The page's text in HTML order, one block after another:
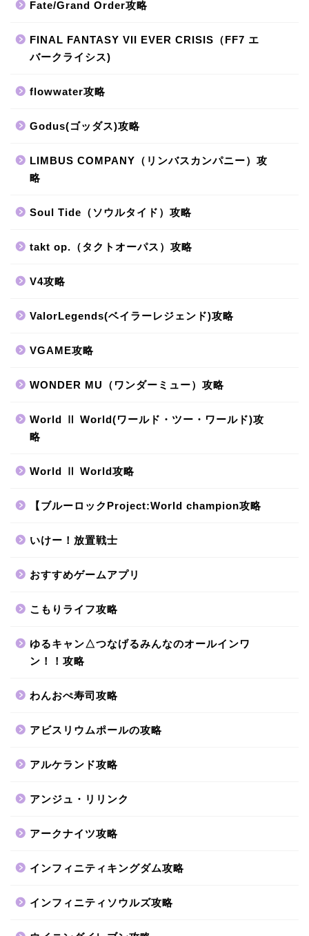
Fate/Grand Order攻略
FINAL FANTASY VII EVER CRISIS（FF7 エ
バークライシス)
flowwater攻略
Godus(ゴッダス)攻略
LIMBUS COMPANY（リンバスカンパニー）攻
略
Soul Tide（ソウルタイド）攻略
takt op.（タクトオーパス）攻略
V4攻略
ValorLegends(ベイラーレジェンド)攻略
VGAME攻略
WONDER MU（ワンダーミュー）攻略
World Ⅱ World(ワールド・ツー・ワールド)攻
略
World Ⅱ World攻略
【ブルーロックProject:World champion攻略
いけー！放置戦士
おすすめゲームアプリ
こもりライフ攻略
ゆるキャン△つなげるみんなのオールインワ
ン！！攻略
わんおぺ寿司攻略
アビスリウムポールの攻略
アルケランド攻略
アンジュ・リリンク
アークナイツ攻略
インフィニティキングダム攻略
インフィニティソウルズ攻略